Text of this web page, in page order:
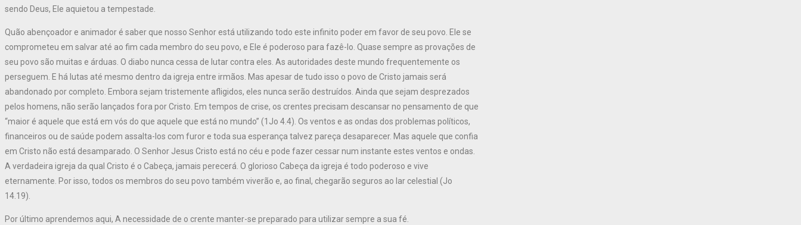
sendo Deus, Ele aquietou a tempestade.
Quão abençoador e animador é saber que nosso Senhor está utilizando todo este infinito poder em favor de seu povo. Ele se
comprometeu em salvar até ao fim cada membro do seu povo, e Ele é poderoso para fazê-lo. Quase sempre as provações de
seu povo são muitas e árduas. O diabo nunca cessa de lutar contra eles. As autoridades deste mundo frequentemente os
perseguem. E há lutas até mesmo dentro da igreja entre irmãos. Mas apesar de tudo isso o povo de Cristo jamais será
abandonado por completo. Embora sejam tristemente afligidos, eles nunca serão destruídos. Ainda que sejam desprezados
pelos homens, não serão lançados fora por Cristo. Em tempos de crise, os crentes precisam descansar no pensamento de que
“maior é aquele que está em vós do que aquele que está no mundo” (1Jo 4.4). Os ventos e as ondas dos problemas políticos,
financeiros ou de saúde podem assalta-los com furor e toda sua esperança talvez pareça desaparecer. Mas aquele que confia
em Cristo não está desamparado. O Senhor Jesus Cristo está no céu e pode fazer cessar num instante estes ventos e ondas.
A verdadeira igreja da qual Cristo é o Cabeça, jamais perecerá. O glorioso Cabeça da igreja é todo poderoso e vive
eternamente. Por isso, todos os membros do seu povo também viverão e, ao final, chegarão seguros ao lar celestial (Jo
14.19).
Por último aprendemos aqui, A necessidade de o crente manter-se preparado para utilizar sempre a sua fé.